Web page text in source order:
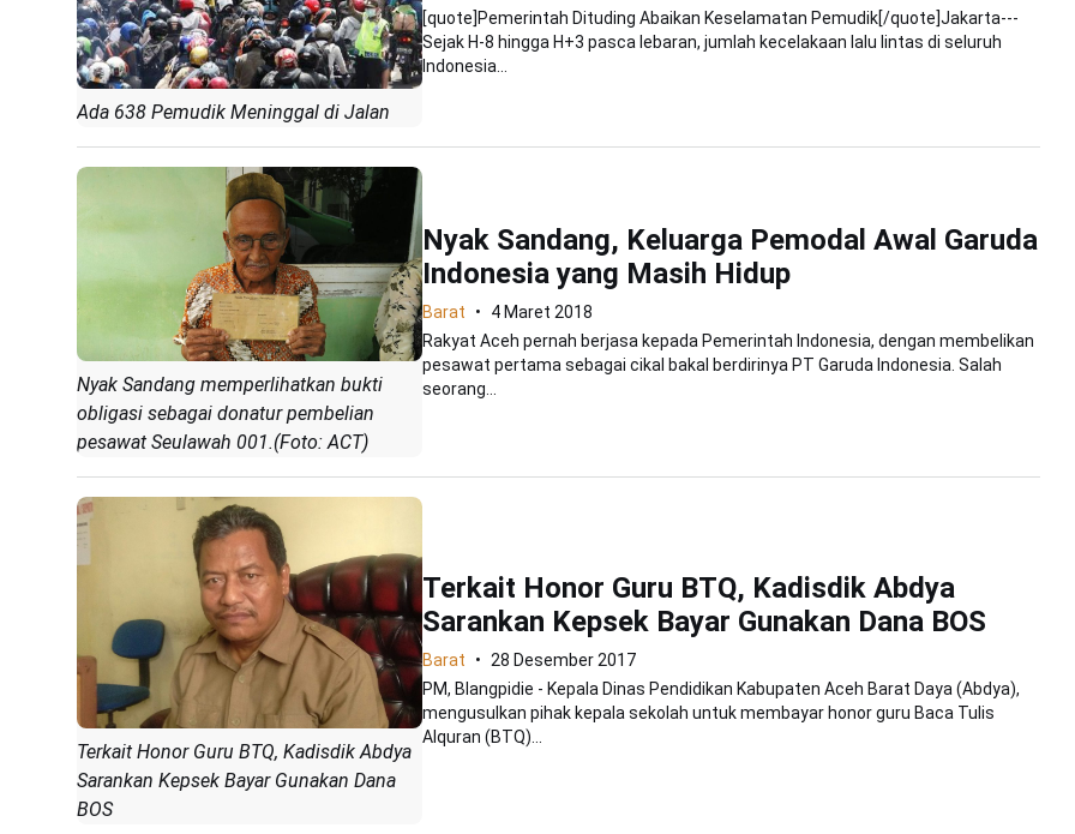
Ada 638 Pemudik Meninggal di Jalan
[quote]Pemerintah Dituding Abaikan Keselamatan Pemudik[/quote]Jakarta---
Sejak H-8 hingga H+3 pasca lebaran, jumlah kecelakaan lalu lintas di seluruh
Indonesia...
Nyak Sandang memperlihatkan bukti
obligasi sebagai donatur pembelian
pesawat Seulawah 001.(Foto: ACT)
Nyak Sandang, Keluarga Pemodal Awal Garuda
Indonesia yang Masih Hidup
Barat
4 Maret 2018
Rakyat Aceh pernah berjasa kepada Pemerintah Indonesia, dengan membelikan
pesawat pertama sebagai cikal bakal berdirinya PT Garuda Indonesia. Salah
seorang...
Terkait Honor Guru BTQ, Kadisdik Abdya
Sarankan Kepsek Bayar Gunakan Dana
BOS
Terkait Honor Guru BTQ, Kadisdik Abdya
Sarankan Kepsek Bayar Gunakan Dana BOS
Barat
28 Desember 2017
PM, Blangpidie - Kepala Dinas Pendidikan Kabupaten Aceh Barat Daya (Abdya),
mengusulkan pihak kepala sekolah untuk membayar honor guru Baca Tulis
Alquran (BTQ)...